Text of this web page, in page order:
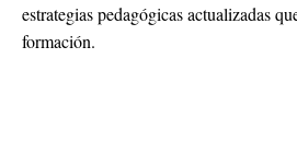
estrategias pedagógicas actualizadas
formación.